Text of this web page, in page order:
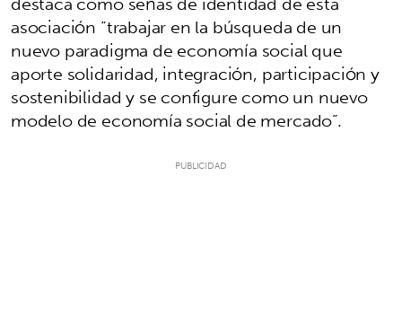
asociación “trabajar en la búsqueda de un
nuevo paradigma de economía social que
aporte solidaridad, integración, participación y
sostenibilidad y se configure como un nuevo
modelo de economía social de mercado”.